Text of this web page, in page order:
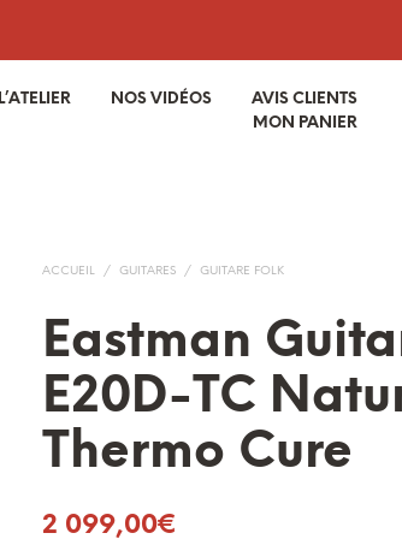
L’ATELIER NOS VIDÉOS
AVIS CLIENTS
MON PANIER
ACCUEIL / GUITARES / GUITARE FOLK
Eastman
E20D-TC
Thermo Cure
2 099,00€